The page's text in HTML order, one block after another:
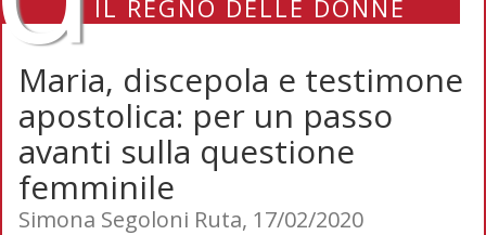
IL REGNO DELLE DONNE
Maria, discepola e testimone
apostolica: per un passo
avanti sulla questione
femminile
Simona Segoloni Ruta, 17/02/2020